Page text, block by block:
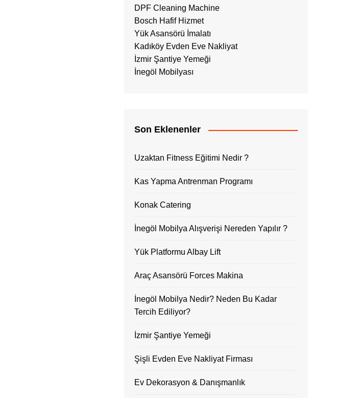
DPF Cleaning Machine
Bosch Hafif Hizmet
Yük Asansörü İmalatı
Kadıköy Evden Eve Nakliyat
İzmir Şantiye Yemeği
İnegöl Mobilyası
Son Eklenenler
Uzaktan Fitness Eğitimi Nedir ?
Kas Yapma Antrenman Programı
Konak Catering
İnegöl Mobilya Alışverişi Nereden Yapılır ?
Yük Platformu Albay Lift
Araç Asansörü Forces Makina
İnegöl Mobilya Nedir? Neden Bu Kadar
Tercih Ediliyor?
İzmir Şantiye Yemeği
Şişli Evden Eve Nakliyat Firması
Ev Dekorasyon & Danışmanlık